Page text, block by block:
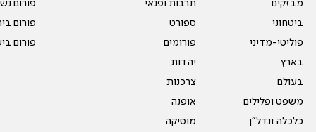
מבזקים
ביטחוני
פוליטי-מדיני
בארץ
בעולם
משפט ופלילים
כלכלה ונדל"ן
תרבות ופנאי
ספורט
פורומים
יהדות
צרכנות
אופנה
מוסיקה
פורום
פורום
פורום